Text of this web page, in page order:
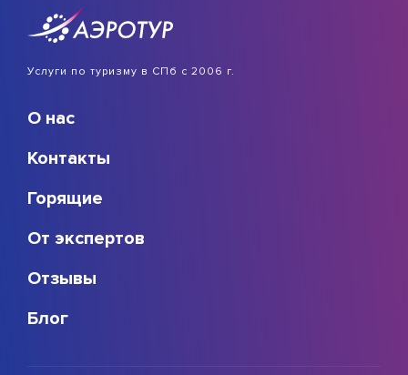
Услуги по туризму в СПб с 2006 г.
О нас
Контакты
Горящие
От экспертов
Отзывы
Блог